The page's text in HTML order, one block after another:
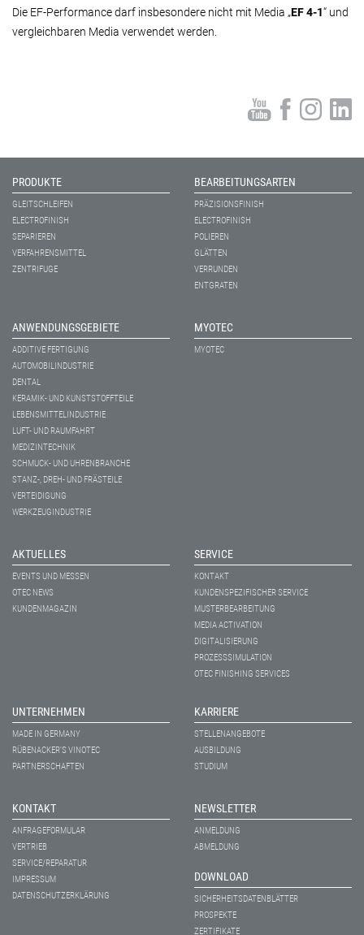
Die EF-Performance darf insbesondere nicht mit Media „EF 4-1“ und
vergleichbaren Media verwendet werden.
PRODUKTE
GLEITSCHLEIFEN
ELECTROFINISH
SEPARIEREN
VERFAHRENSMITTEL
ZENTRIFUGE
BEARBEITUNGSARTEN
PRÄZISIONSFINISH
ELECTROFINISH
POLIEREN
GLÄTTEN
VERRUNDEN
ENTGRATEN
ANWENDUNGSGEBIETE
ADDITIVE FERTIGUNG
AUTOMOBILINDUSTRIE
DENTAL
KERAMIK- UND KUNSTSTOFFTEILE
LEBENSMITTELINDUSTRIE
LUFT- UND RAUMFAHRT
MEDIZINTECHNIK
SCHMUCK- UND UHRENBRANCHE
STANZ-, DREH- UND FRÄSTEILE
VERTEIDIGUNG
WERKZEUGINDUSTRIE
MYOTEC
MYOTEC
AKTUELLES
EVENTS UND MESSEN
OTEC NEWS
KUNDENMAGAZIN
SERVICE
KONTAKT
KUNDENSPEZIFISCHER SERVICE
MUSTERBEARBEITUNG
MEDIA ACTIVATION
DIGITALISIERUNG
PROZESSSIMULATION
OTEC FINISHING SERVICES
UNTERNEHMEN
MADE IN GERMANY
RÜBENACKER'S VINOTEC
PARTNERSCHAFTEN
KARRIERE
STELLENANGEBOTE
AUSBILDUNG
STUDIUM
KONTAKT
ANFRAGEFORMULAR
VERTRIEB
SERVICE/REPARATUR
IMPRESSUM
DATENSCHUTZERKLÄRUNG
NEWSLETTER
ANMELDUNG
ABMELDUNG
DOWNLOAD
SICHERHEITSDATENBLÄTTER
PROSPEKTE
ZERTIFIKATE